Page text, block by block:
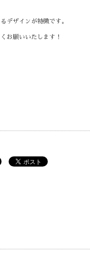
デザインが特徴です。
お願いいたします！